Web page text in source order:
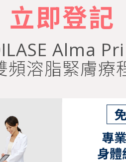
立即登記
Alma
頻溶脂緊膚療
專
身體